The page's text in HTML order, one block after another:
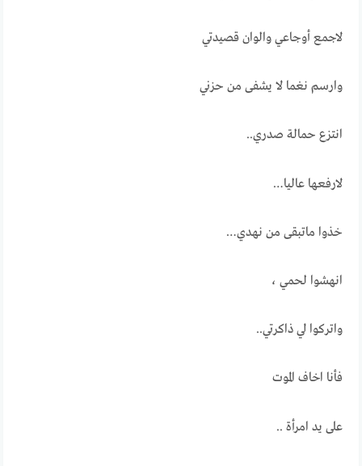
لاجمع أوجاعي والوان قصيدتي
وارسم نغما لا يشفى من حزني
انتزع حمالة صدري..
لارفعها عاليا…
خذوا ماتبقى من نهدي…
انهشوا لحمي ،
واتركوا لي ذاكرتي..
فأنا اخاف الموت
على يد امرأة ..